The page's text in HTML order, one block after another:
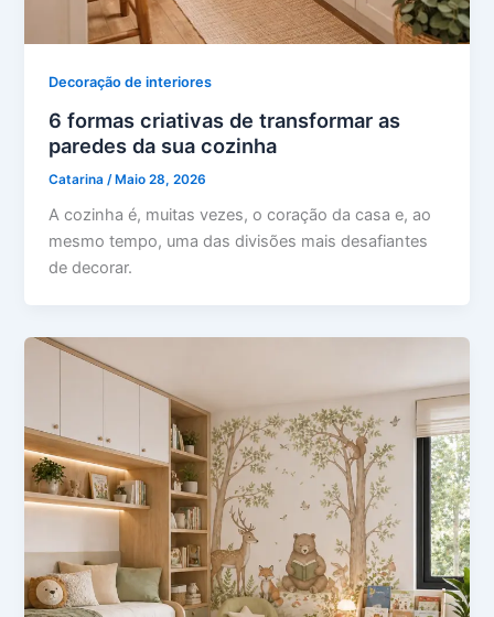
Decoração de interiores
6 formas criativas de transformar as
paredes da sua cozinha
Catarina /Maio 28, 2026
A cozinha é, muitas vezes, o coração da casa e, ao
mesmo tempo, uma das divisões mais desafiantes
de decorar.